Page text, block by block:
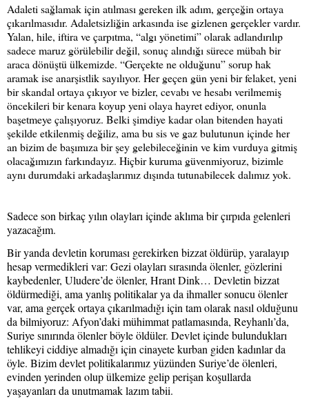
Adaleti sağlamak için atılması gereken ilk adım, gerçeğin ortaya
çıkarılmasıdır. Adaletsizliğin arkasında ise gizlenen gerçekler vardır.
Yalan, hile, iftira ve çarpıtma, “algı yönetimi” olarak adlandırılıp
sadece maruz görülebilir değil, sonuç alındığı sürece mübah bir
araca dönüştü ülkemizde. “Gerçekte ne olduğunu” sorup hak
aramak ise anarşistlik sayılıyor. Her geçen gün yeni bir felaket, yeni
bir skandal ortaya çıkıyor ve bizler, cevabı ve hesabı verilmemiş
öncekileri bir kenara koyup yeni olaya hayret ediyor, onunla
başetmeye çalışıyoruz. Belki şimdiye kadar olan bitenden hayati
şekilde etkilenmiş değiliz, ama bu sis ve gaz bulutunun içinde her
an bizim de başımıza bir şey gelebileceğinin ve kim vurduya gitmiş
olacağımızın farkındayız. Hiçbir kuruma güvenmiyoruz, bizimle
aynı durumdaki arkadaşlarımız dışında tutunabilecek dalımız yok.
Sadece son birkaç yılın olayları içinde aklıma bir çırpıda gelenleri
yazacağım.
Bir yanda devletin koruması gerekirken bizzat öldürüp, yaralayıp
hesap vermedikleri var: Gezi olayları sırasında ölenler, gözlerini
kaybedenler, Uludere’de ölenler, Hrant Dink… Devletin bizzat
öldürmediği, ama yanlış politikalar ya da ihmaller sonucu ölenler
var, ama gerçek ortaya çıkarılmadığı için tam olarak nasıl olduğunu
da bilmiyoruz: Afyon’daki mühimmat patlamasında, Reyhanlı’da,
Suriye sınırında ölenler böyle öldüler. Devlet içinde bulundukları
tehlikeyi ciddiye almadığı için cinayete kurban giden kadınlar da
öyle. Bizim devlet politikalarımız yüzünden Suriye’de ölenleri,
evinden yerinden olup ülkemize gelip perişan koşullarda
yaşayanları da unutmamak lazım tabii.